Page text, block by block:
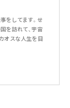
をしてます。せ
を訪れて、宇宙
オスな人生を目